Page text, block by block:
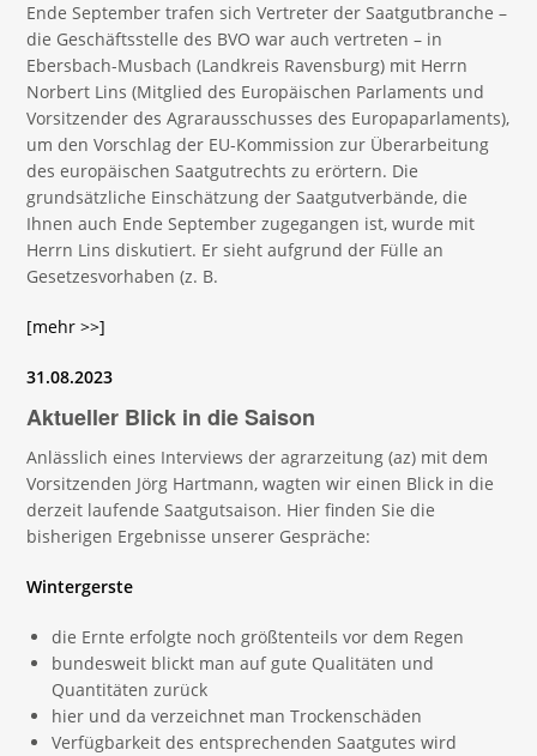
Ende September trafen sich Vertreter der Saatgutbranche –
die Geschäftsstelle des BVO war auch vertreten – in
Ebersbach-Musbach (Landkreis Ravensburg) mit Herrn
Norbert Lins (Mitglied des Europäischen Parlaments und
Vorsitzender des Agrarausschusses des Europaparlaments),
um den Vorschlag der EU-Kommission zur Überarbeitung
des europäischen Saatgutrechts zu erörtern. Die
grundsätzliche Einschätzung der Saatgutverbände, die
Ihnen auch Ende September zugegangen ist, wurde mit
Herrn Lins diskutiert. Er sieht aufgrund der Fülle an
Gesetzesvorhaben (z. B.
[mehr >>]
31.08.2023
Aktueller Blick in die Saison
Anlässlich eines Interviews der agrarzeitung (az) mit dem
Vorsitzenden Jörg Hartmann, wagten wir einen Blick in die
derzeit laufende Saatgutsaison. Hier finden Sie die
bisherigen Ergebnisse unserer Gespräche:
Wintergerste
die Ernte erfolgte noch größtenteils vor dem Regen
bundesweit blickt man auf gute Qualitäten und
Quantitäten zurück
hier und da verzeichnet man Trockenschäden
Verfügbarkeit des entsprechenden Saatgutes wird